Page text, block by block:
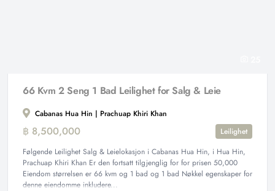
66 Kvm 2 Seng 1 Bad Leilighet for Salg & Leie
Cabanas Hua Hin | Prachuap Khiri Khan
฿ 8,500,000
Leilighet
Følgende Leilighet Salg & Leielokasjon i Cabanas Hua Hin, i Hua Hin,
Prachuap Khiri Khan Er den fortsatt tilgjenglig for for prisen 50,000
Eiendom størrelsen er 66 kvm og 1 bad og 1 bad Nøkkel egenskaper for
denne eiendomme inkludere...